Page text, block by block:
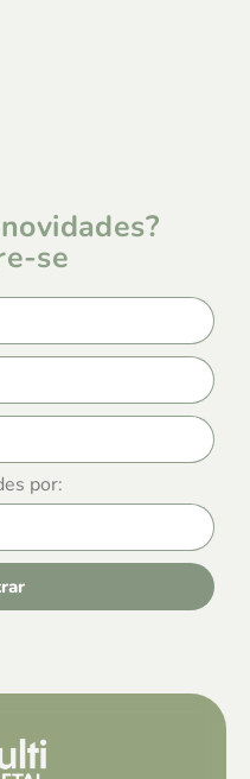
se
por: